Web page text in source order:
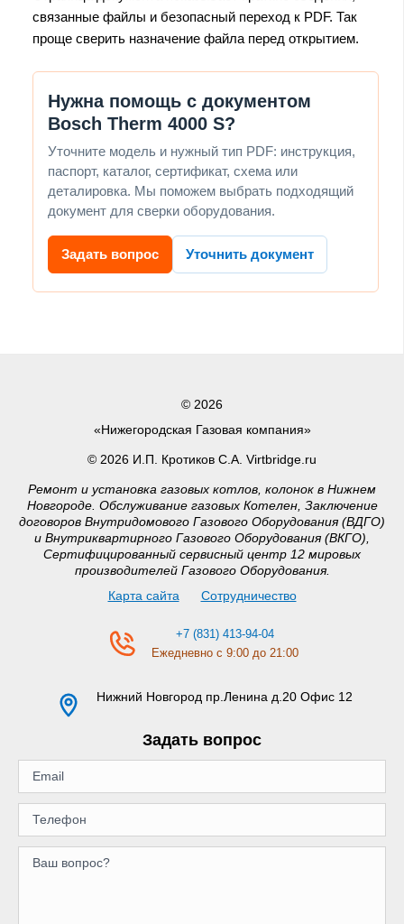
связанные файлы и безопасный переход к PDF. Так
проще сверить назначение файла перед открытием.
Нужна помощь с документом
Bosch Therm 4000 S?
Уточните модель и нужный тип PDF: инструкция,
паспорт, каталог, сертификат, схема или
деталировка. Мы поможем выбрать подходящий
документ для сверки оборудования.
Задать вопрос Уточнить документ
© 2026
«Нижегородская Газовая компания»
© 2026 И.П. Кротиков С.А. Virtbridge.ru
Ремонт и установка газовых котлов, колонок в Нижнем
Новгороде. Обслуживание газовых Котелен, Заключение
договоров Внутридомового Газового Оборудования (ВДГО)
и Внутриквартирного Газового Оборудования (ВКГО),
Сертифицированный сервисный центр 12 мировых
производителей Газового Оборудования.
Карта сайта
Сотрудничество
+7 (831) 413-94-04
Ежедневно с 9:00 до 21:00
Нижний Новгород пр.Ленина д.20 Офис 12
Задать вопрос